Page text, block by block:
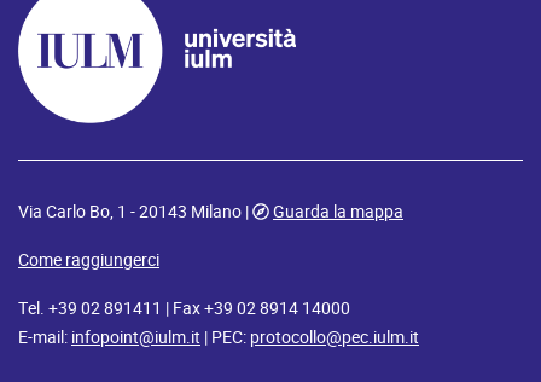
Via Carlo Bo, 1 - 20143 Milano |
Guarda la mappa
Come raggiungerci
Tel. +39 02 891411 | Fax +39 02 8914 14000
E-mail: infopoint@iulm.it | PEC: protocollo@pec.iulm.it